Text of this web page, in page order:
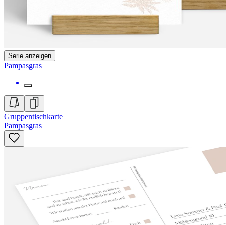
Serie anzeigen
Pampasgras
Gruppentischkarte
Pampasgras